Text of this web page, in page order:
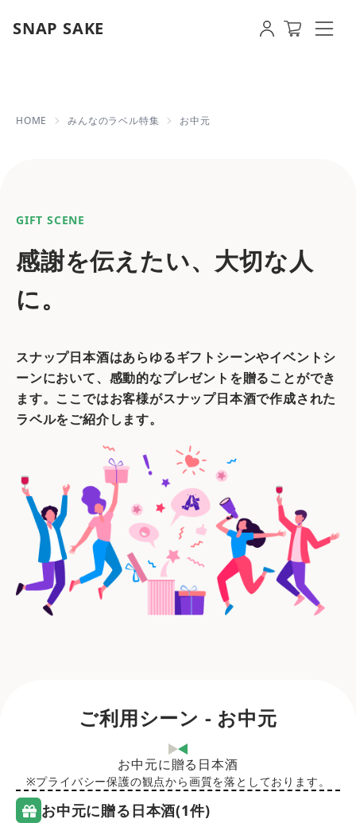
SNAP SAKE お中元ラベルサンプル（みんなのラベ
HOME みんなのラベル特集 お中元
GIFT SCENE
感謝を伝えたい、大切な人
に。
スナップ日本酒はあらゆるギフトシーンやイベントシ
ーンにおいて、感動的なプレゼントを贈ることができ
ます。ここではお客様がスナップ日本酒で作成された
ラベルをご紹介します。
ご利用シーン - お中元
お中元に贈る日本酒
※プライバシー保護の観点から画質を落としております。
お中元に贈る日本酒(1件)